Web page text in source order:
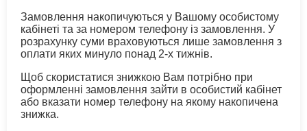
Замовлення накопичуються у Вашому особистому
кабінеті та за номером телефону із замовлення. У
розрахунку суми враховуються лише замовлення з
оплати яких минуло понад 2-х тижнів.
Щоб скористатися знижкою Вам потрібно при
оформленні замовлення зайти в особистий кабінет
або вказати номер телефону на якому накопичена
знижка.